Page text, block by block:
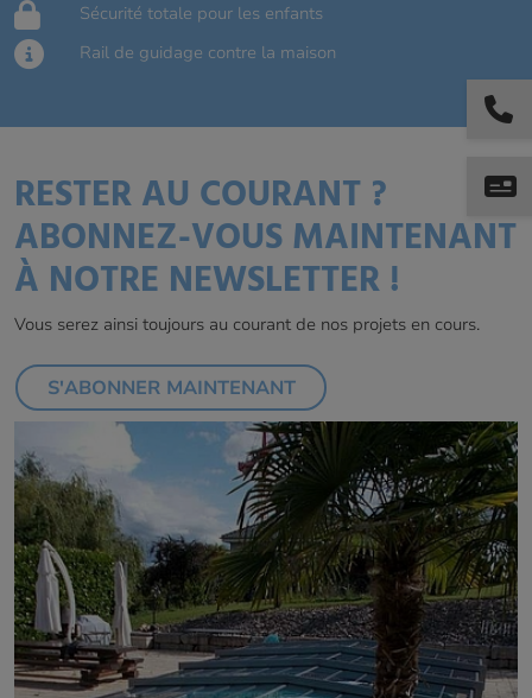
Sécurité totale pour les enfants
Rail de guidage contre la maison
RESTER AU COURANT ?
ABONNEZ-VOUS MAINTENANT
À NOTRE NEWSLETTER !
Vous serez ainsi toujours au courant de nos projets en cours.
S'ABONNER MAINTENANT